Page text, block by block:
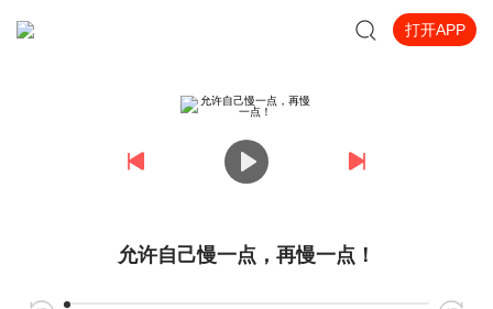
打开APP
允许自己慢一点，再慢一点！